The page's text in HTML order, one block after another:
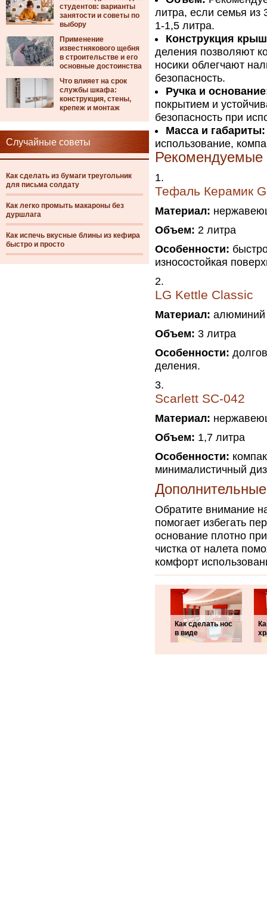
студентов: варианты
занятости и советы по
выбору
Применение
известнякового щебня
в строительстве и его
основные достоинства
Что влияет на срок
службы шкафа:
конструкция, стены,
крепеж и монтаж
Случайные советы
Как сделать из бумаги треугольник
для письма солдату
Как легко промыть макароны без
дуршлага
Как испечь вкусные блины из кефира
быстро и просто
литра, если семья из
1-1,5 литра.
Конструкция
деления позволяют
носики облегчают
безопасность.
Ручка и
покрытием и
безопасность при
Масса и габариты:
использование,
Рекомендуемые
Тефаль Керамик
Материал:
Объем: 2 литра
Особенности:
износостойкая
LG Kettle Classic
Материал: алюминий
Объем: 3 литра
Особенности:
деления.
Scarlett SC-042
Материал:
Объем: 1,7 литра
Особенности:
минималистичный
Обратите внимание
помогает избегать
основание плотно
чистка от налета
комфорт
Как сделать нос
в виде